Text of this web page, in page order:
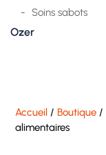
Soins sabots
Ozer
Accueil / Boutique /
alimentaires